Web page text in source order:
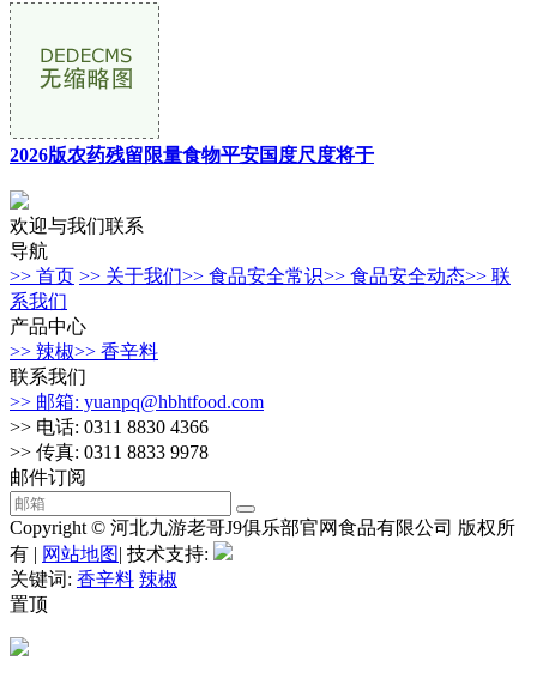
2026版农药残留限量食物平安国度尺度将于
欢迎与我们联系
导航
>> 首页 >> 关于我们>> 食品安全常识>> 食品安全动态>> 联
系我们
产品中心
>> 辣椒>> 香辛料
联系我们
>> 邮箱: yuanpq@hbhtfood.com
>> 电话: 0311 8830 4366
>> 传真: 0311 8833 9978
邮件订阅
Copyright © 河北九游老哥J9俱乐部官网食品有限公司 版权所
有 | 网站地图| 技术支持:
关键词: 香辛料 辣椒
置顶